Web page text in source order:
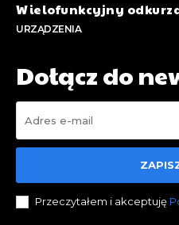
Wielofunkcyjny
URZĄDZENIA
Dołącz do
Przeczytałem i akceptuję